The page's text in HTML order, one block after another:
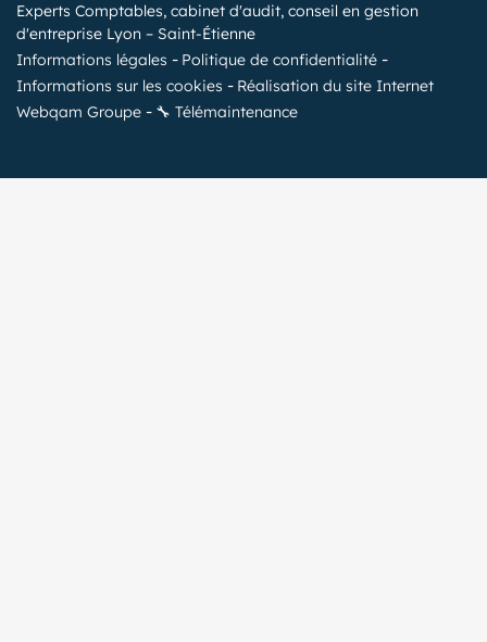
Experts Comptables, cabinet d'audit, conseil en gestion
d'entreprise Lyon – Saint-Étienne
Informations légales
Politique de confidentialité
Informations sur les cookies
Réalisation du site Internet
Webqam Groupe
🔧 Télémaintenance